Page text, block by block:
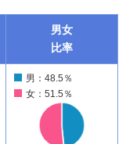
男女
比率
男：48.5％
女：51.5％